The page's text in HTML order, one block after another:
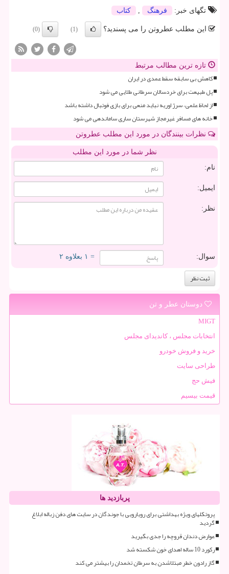
تگهای خبر:
فرهنگ كتاب
این مطلب عطروتن را می پسندید؟ (1)
(0)
تازه ترین مطالب مرتبط
کاهش بی سابقه سقط عمدی در ایران
پل طبیعت برای خردسالان سرطانی طلایی می شود
از لحاظ علمی، سرژ اوریه نباید منعی برای بازی فوتبال داشته باشد
خانه های مسافر غیرمجاز شهرستان ساری ساماندهی می شود
نظرات بینندگان در مورد این مطلب عطروتن
نظر شما در مورد این مطلب
نام:
ایمیل:
نظر:
سوال: = ۱ بعلاوه ۲
دوستان عطر و تن
MIGT
انتخابات مجلس ، کاندیدای مجلس
خرید و فروش خودرو
طراحی سایت
فیش حج
قیمت بیسیم
پربازدید ها
پروتکلهای ویژه بهداشتی برای رویارویی با جوندگان در سایت های دفن زباله ابلاغ
گردید
عوارض دندان قروچه را جدی بگیرید
رکورد 10 ساله اهدای خون شکسته شد
گاز رادون خطر مبتلاشدن به سرطان تخمدان را بیشتر می کند